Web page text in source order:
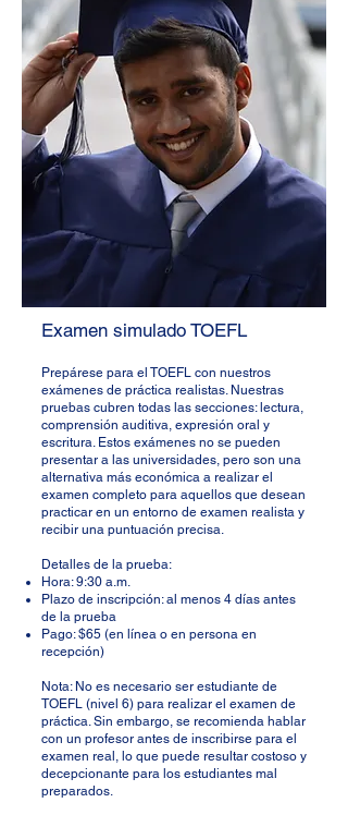
Examen simulado TOEFL
Prepárese para el TOEFL con nuestros
exámenes de práctica realistas. Nuestras
pruebas cubren todas las secciones: lectura,
comprensión auditiva, expresión oral y
escritura. Estos exámenes no se pueden
presentar a las universidades, pero son una
alternativa más económica a realizar el
examen completo para aquellos que desean
practicar en un entorno de examen realista y
recibir una puntuación precisa.
Detalles de la prueba:
Hora: 9:30 a.m.
Plazo de inscripción: al menos 4 días antes
de la prueba
Pago: $65 (en línea o en persona en
recepción)
Nota: No es necesario ser estudiante de
TOEFL (nivel 6) para realizar el examen de
práctica. Sin embargo, se recomienda hablar
con un profesor antes de inscribirse para el
examen real, lo que puede resultar costoso y
decepcionante para los estudiantes mal
preparados.